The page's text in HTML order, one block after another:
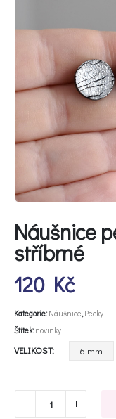
Náušnice
stříbrné
120 Kč
Kategorie:Náušnice,Pecky
Štítek: novinky
VELIKOST 6 mm